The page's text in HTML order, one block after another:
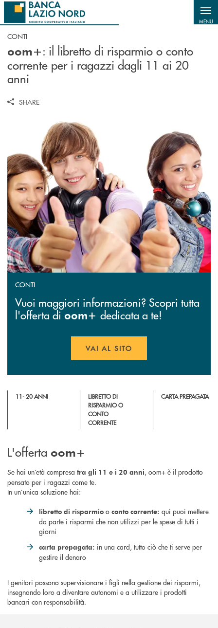
Salta al contenuto principale
MENU
CONTI
oom+: il libretto di risparmio o conto
corrente per i ragazzi dagli 11 ai 20
anni
SHARE
CONTI
Vuoi maggiori informazioni? Scopri tutta
l'offerta dioom+ dedicata a te!
VAI AL SITO
11- 20 ANNI
LIBRETTO DI
RISPARMIO O
CONTO
CORRENTE
CARTA PREPAGATA
L'offerta oom+
Se hai un’età compresa tra gli 11 e i 20 anni, oom+ è il prodotto
pensato per i ragazzi come te.
In un’unica soluzione hai:
libretto di risparmio o conto corrente: qui puoi mettere
da parte i risparmi che non utilizzi per le spese di tutti i
giorni
carta prepagata: in una card, tutto ciò che ti serve per
gestire il denaro
I genitori possono supervisionare i figli nella gestione dei risparmi,
insegnando loro a diventare autonomi e a utilizzare i prodotti
bancari con responsabilità.